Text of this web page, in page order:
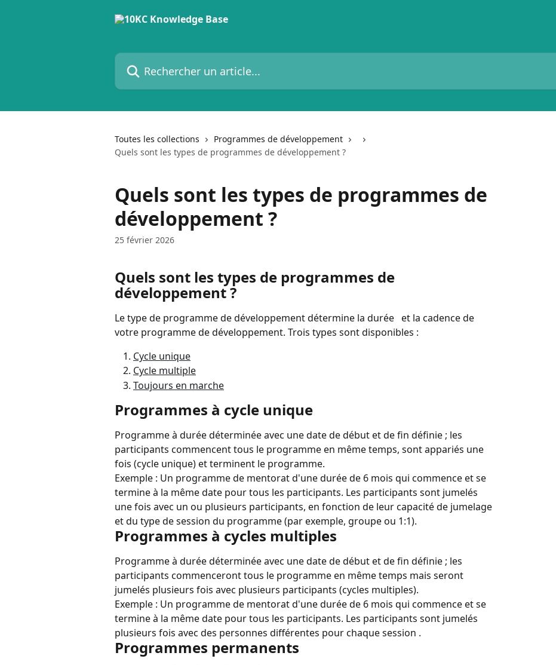
Rechercher un article...
Toutes les collections
Programmes de développement
Quels sont les types de programmes de développement ?
Quels sont les types de programmes de
développement ?
25 février 2026
Quels sont les types de programmes de
développement ?
Le type de programme de développement détermine la durée et la cadence de
votre programme de développement. Trois types sont disponibles :
Cycle unique
Cycle multiple
Toujours en marche
Programmes à cycle unique
Programme à durée déterminée avec une date de début et de fin définie ; les
participants commencent tous le programme en même temps, sont appariés une
fois (cycle unique) et terminent le programme.
Exemple : Un programme de mentorat d'une durée de 6 mois qui commence et se
termine à la même date pour tous les participants. Les participants sont jumelés
une fois avec un ou plusieurs participants, en fonction de leur capacité de jumelage
et du type de session du programme (par exemple, groupe ou 1:1).
Programmes à cycles multiples
Programme à durée déterminée avec une date de début et de fin définie ; les
participants commenceront tous le programme en même temps mais seront
jumelés plusieurs fois avec plusieurs participants (cycles multiples).
Exemple : Un programme de mentorat d'une durée de 6 mois qui commence et se
termine à la même date pour tous les participants. Les participants sont jumelés
plusieurs fois avec des personnes différentes pour chaque session .
Programmes permanents